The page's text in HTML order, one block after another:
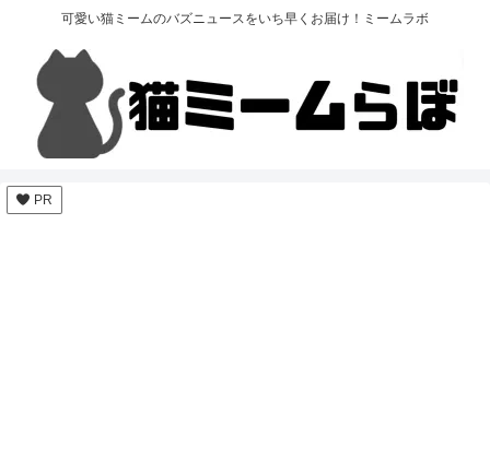
可愛い猫ミームのバズニュースをいち早くお届け！ミームラボ
PR